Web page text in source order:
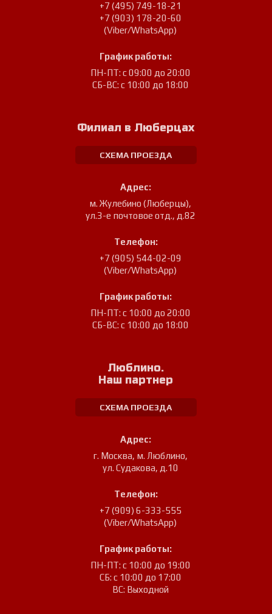
+7 (495) 749-18-21
+7 (903) 178-20-60
(Viber/WhatsApp)
График работы:
ПН-ПТ: с 09:00 до 20:00
СБ-ВС: с 10:00 до 18:00
Филиал в Люберцах
СХЕМА ПРОЕЗДА
Адрес:
м. Жулебино (Люберцы),
ул.3-е почтовое отд., д.82
Телефон:
+7 (905) 544-02-09
(Viber/WhatsApp)
График работы:
ПН-ПТ: с 10:00 до 20:00
СБ-ВС: с 10:00 до 18:00
Люблино.
Наш партнер
СХЕМА ПРОЕЗДА
Адрес:
г. Москва, м. Люблино,
ул. Судакова, д.10
Телефон:
+7 (909) 6-333-555
(Viber/WhatsApp)
График работы:
ПН-ПТ: с 10:00 до 19:00
СБ: с 10:00 до 17:00
ВС: Выходной